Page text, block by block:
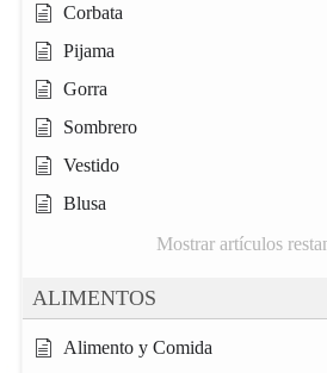
Corbata
Pijama
Gorra
Sombrero
Vestido
Blusa
Mostrar artículos
ALIMENTOS
Alimento y Comida